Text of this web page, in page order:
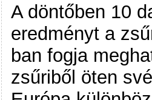
A döntőben 10
eredményt a
ban fogja
zsűriből öten